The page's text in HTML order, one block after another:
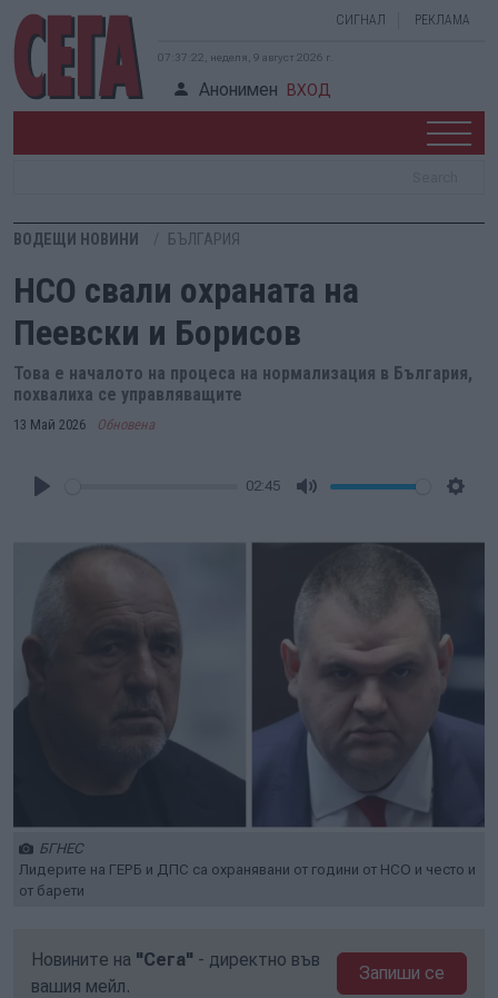
СИГНАЛ РЕКЛАМА
07:37:22, неделя, 9 август 2026 г.
Анонимен ВХОД
ВОДЕЩИ НОВИНИ БЪЛГАРИЯ
НСО свали охраната на
Пеевски и Борисов
Това е началото на процеса на нормализация в България,
похвалиха се управляващите
13 Май 2026 Обновена
02:45
БГНЕС
Лидерите на ГЕРБ и ДПС са охранявани от години от НСО и често и
от барети
Новините на "Сега" - директно във
вашия мейл.
Запиши се